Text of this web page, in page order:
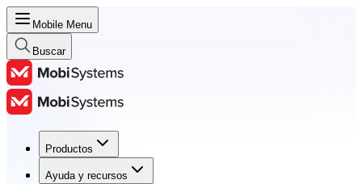
Mobile Menu
Buscar
Productos
Ayuda y recursos
Productos
Ayuda y recursos